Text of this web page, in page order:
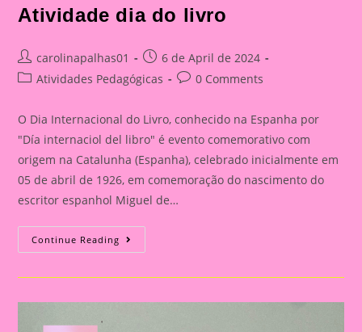
Atividade dia do livro
Post
author:
carolinapalhas01
Post
published:
6 de April de 2024
PostAtividades Pedagógicas
Post0 Comments
O Dia Internacional do Livro, conhecido na Espanha por
"Día internaciol del libro" é evento comemorativo com
origem na Catalunha (Espanha), celebrado inicialmente em
05 de abril de 1926, em comemoração do nascimento do
escritor espanhol Miguel de…
Continue Reading Atividade
Dia